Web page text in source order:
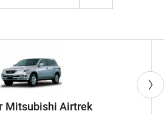
Mitsubishi Airtrek